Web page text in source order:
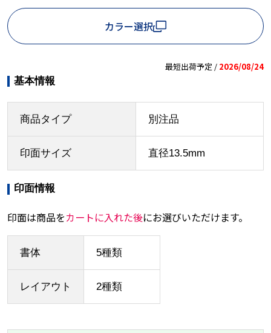
カラー選択
最短出荷予定 / 2026/08/24
基本情報
商品タイプ 別注品
印面サイズ 直径13.5mm
印面情報
印面は商品をカートに入れた後にお選びいただけます。
書体 5種類
レイアウト 2種類